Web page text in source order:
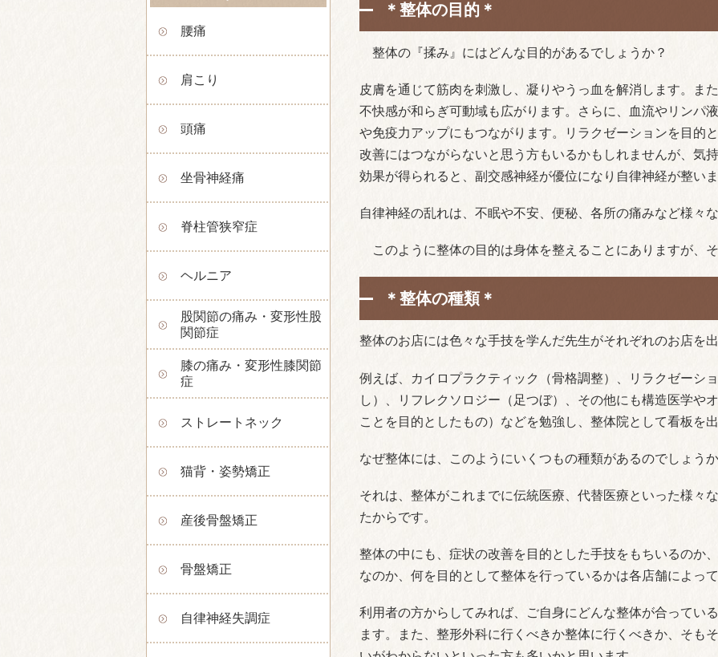
腰痛
肩こり
頭痛
坐骨神経痛
脊柱管狭窄症
ヘルニア
股関節の痛み・変形性股
関節症
膝の痛み・変形性膝関節
症
ストレートネック
猫背・姿勢矯正
産後骨盤矯正
骨盤矯正
自律神経失調症
＊整体の目的＊
整体の『揉み』にはどんな目的があるでしょうか？
皮膚を通じて筋肉を刺激し、凝りやうっ血を解消します。ま
不快感が和らぎ可動域も広がります。さらに、血流やリンパ
や免疫力アップにもつながります。リラクゼーションを目的
改善にはつながらないと思う方もいるかもしれませんが、気
効果が得られると、副交感神経が優位になり自律神経が整いま
自律神経の乱れは、不眠や不安、便秘、各所の痛みなど様々
このように整体の目的は身体を整えることにありますが、そ
＊整体の種類＊
整体のお店には色々な手技を学んだ先生がそれぞれのお店を出
例えば、カイロプラクティック（骨格調整）、リラクゼーシ
し）、リフレクソロジー（足つぼ）、その他にも構造医学や
ことを目的としたもの）などを勉強し、整体院として看板を
なぜ整体には、このようにいくつもの種類があるのでしょうか
それは、整体がこれまでに伝統医療、代替医療といった様々
たからです。
整体の中にも、症状の改善を目的とした手技をもちいるのか
なのか、何を目的として整体を行っているかは各店舗によって
利用者の方からしてみれば、ご自身にどんな整体が合ってい
ます。また、整形外科に行くべきか整体に行くべきか、そも